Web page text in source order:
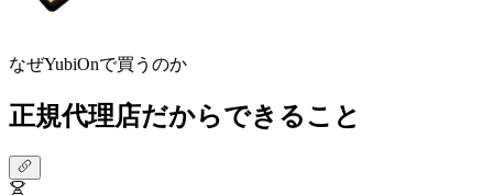
なぜYubiOnで買うのか
正規代理店だからできること